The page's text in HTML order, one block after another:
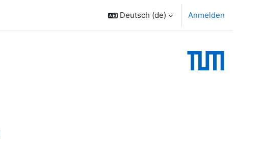
Deutsch ‎(de)‎ Anmelden